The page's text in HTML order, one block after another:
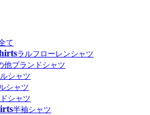
て
ラルフローレンシャツ
他ブランドシャツ
シャツ
シャツ
シャツ
半袖シャツ